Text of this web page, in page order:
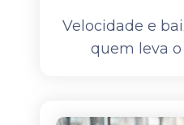
Velocidade e
quem leva o